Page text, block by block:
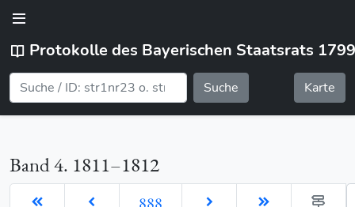
Protokolle des Bayerischen Staatsrats
Suche Karte
Band 4. 1811–1812